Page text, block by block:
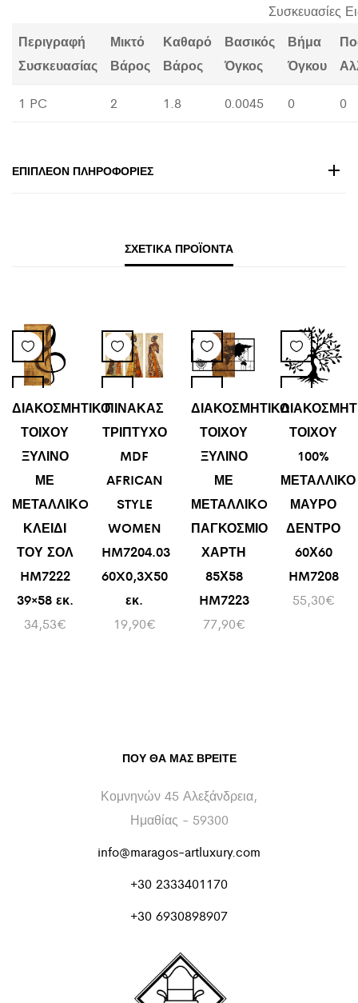
Συσκευασίες
Περιγραφή
Συσκευασίας
Μικτό
Βάρος
Καθαρό
Βάρος
Βασικός
Όγκος
Βήμα
Όγκου
1 PC 2 1.8 0.0045 0 0
ΕΠΙΠΛΈΟΝ ΠΛΗΡΟΦΟΡΊΕΣ
ΣΧΕΤΙΚΆ ΠΡΟΪΌΝΤΑ
ΔΙΑΚΟΣΜΗΤΙΚΟ
ΤΟΙΧΟΥ
ΞΥΛΙΝΟ
ΜΕ
ΜΕΤΑΛΛΙΚO
ΚΛΕΙΔΙ
ΤΟΥ ΣΟΛ
HM7222
39×58 εκ.
34,53€
ΠΙΝΑΚΑΣ
ΤΡΙΠΤΥΧΟ
MDF
AFRICAN
STYLE
WOMEN
HM7204.03
60X0,3X50
εκ.
19,90€
ΔΙΑΚΟΣΜΗΤΙΚΟ
ΤΟΙΧΟΥ
ΞΥΛΙΝΟ
ΜΕ
ΜΕΤΑΛΛΙΚO
ΠΑΓΚΟΣΜΙΟ
ΧΑΡΤΗ
85Χ58
HM7223
77,90€
ΤΟΙΧΟΥ
100%
ΜΕΤΑΛΛΙΚΟ
ΜΑΥΡΟ
ΔΕΝΤΡΟ
60Χ60
HM7208
55,30€
ΠΟΥ ΘΑ ΜΑΣ ΒΡΕΊΤΕ
Κομνηνών 45 Αλεξάνδρεια,
Ημαθίας - 59300
info@maragos-artluxury.com
+30 2333401170
+30 6930898907